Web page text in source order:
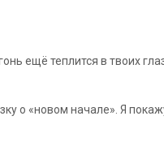
ещё теплится в твоих
о «новом начале». Я